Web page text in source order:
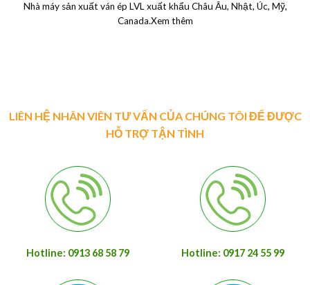
Nhà máy sản xuất ván ép LVL xuất khẩu Châu Âu, Nhật, Úc, Mỹ,
Canada.Xem thêm
LIÊN HỆ NHÂN VIÊN TƯ VẤN CỦA CHÚNG TÔI ĐỂ ĐƯỢC
HỖ TRỢ TẬN TÌNH
Hotline: 0913 68 58 79 Hotline: 0917 24 55 99